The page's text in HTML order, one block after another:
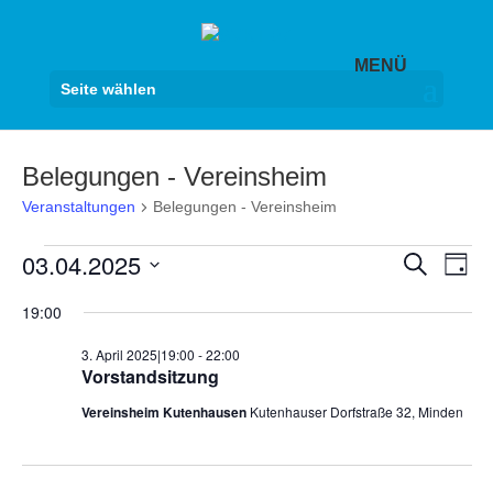
Seite wählen
Belegungen - Vereinsheim
Veranstaltungen Belegungen - Vereinsheim
Veranstaltungen
3.
2025
und
Suche
Tag
03.04.2025
19:00
Vorstandsitzung
3. April 2025|19:00 -22:00
Vereinsheim Kutenhausen Kutenhauser Dorfstraße 32, Minden